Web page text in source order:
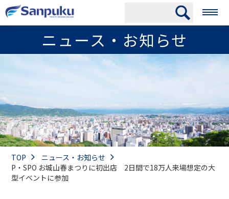
ニュース・お知らせ
TOP
ニュース・お知らせ
P・SPO お城山春まつりに初出店 2日間で18万人来場想定の大
型イベントに参加